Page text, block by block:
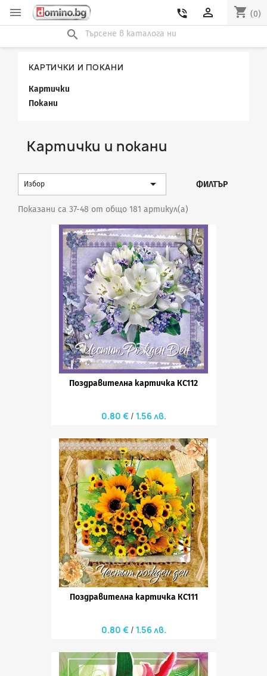
 shopping_cart (0)

phone_in_talk
search
КАРТИЧКИ И ПОКАНИ
Картички
Покани
Картички и покани
Избор  ФИЛТЪР
Показани са 37-48 от общо 181 артикул(а)
Поздравителна картичка КС112
0.80 € 1.56 лв.
Поздравителна картичка КС111
0.80 € 1.56 лв.